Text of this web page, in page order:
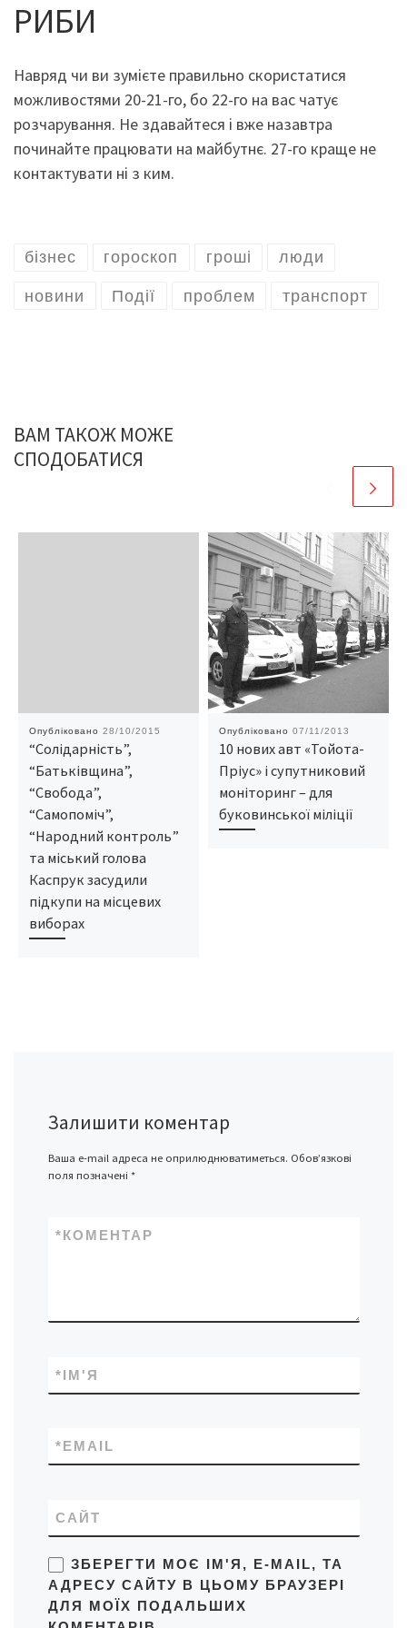
РИБИ
Навряд чи ви зумієте правильно скористатися
можливостями 20-21-го, бо 22-го на вас чатує
розчарування. Не здавайтеся і вже назавтра
починайте працювати на майбутнє. 27-го краще не
контактувати ні з ким.
бізнес гороскоп гроші люди
новини Події проблем транспорт
ВАМ ТАКОЖ МОЖЕ
СПОДОБАТИСЯ
Опубліковано 28/10/2015
“Солідарність”,
“Батьківщина”,
“Свобода”,
“Самопоміч”,
“Народний контроль”
та міський голова
Каспрук засудили
підкупи на місцевих
виборах
Опубліковано 07/11/2013
10 нових авт «Тойота-
Пріус» і супутниковий
моніторинг – для
буковинської міліції
Залишити коментар
Ваша e-mail адреса не оприлюднюватиметься. Обов’язкові
поля позначені *
КОМЕНТАР
*
ІМ'Я
*
EMAIL
*
САЙТ
ЗБЕРЕГТИ МОЄ ІМ'Я, E-MAIL, ТА
АДРЕСУ САЙТУ В ЦЬОМУ БРАУЗЕРІ
ДЛЯ МОЇХ ПОДАЛЬШИХ